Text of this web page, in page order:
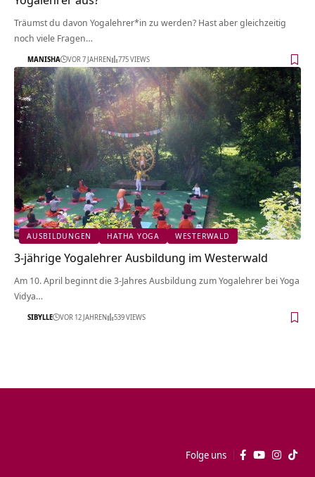
Träumst du davon Yogalehrer*in zu werden? Hast aber gleichzeitig
noch viele Fragen…
MANISHA VOR 7 JAHREN 775 VIEWS
AUSBILDUNGEN HATHA YOGA WESTERWALD
3-jährige Yogalehrer Ausbildung im Westerwald
Am 10. April beginnt die 3-Jahres Ausbildung zum Yogalehrer bei Yoga
Vidya…
SIBYLLE VOR 12 JAHREN 539 VIEWS
Folge uns